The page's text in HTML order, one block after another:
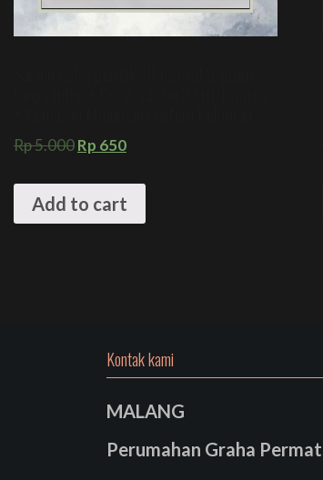
Rp5.000Rp 650
Add to cart
Kontak kami
MALANG
Perumahan Graha